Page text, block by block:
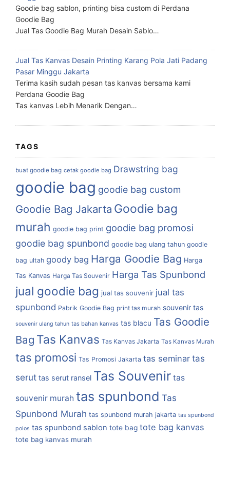
Goodie bag sablon, printing bisa custom di Perdana
Goodie Bag
Jual Tas Goodie Bag Murah Desain Sablo…
Jual Tas Kanvas Desain Printing Karang Pola Jati Padang
Pasar Minggu Jakarta
Terima kasih sudah pesan tas kanvas bersama kami
Perdana Goodie Bag
Tas kanvas Lebih Menarik Dengan…
TAGS
buat goodie bag cetak goodie bag Drawstring bag
goodie bag goodie bag custom
Goodie Bag Jakarta Goodie bag
murah goodie bag print goodie bag promosi
goodie bag spunbond goodie bag ulang tahun goodie
bag ultah goody bag Harga Goodie Bag Harga
Tas Kanvas Harga Tas Souvenir Harga Tas Spunbond
jual goodie bag jual tas souvenir jual tas
spunbond Pabrik Goodie Bag print tas murah souvenir tas
souvenir ulang tahun tas bahan kanvas tas blacu Tas Goodie
Bag Tas Kanvas Tas Kanvas Jakarta Tas Kanvas Murah
tas promosi Tas Promosi Jakarta tas seminar tas
serut tas serut ransel Tas Souvenir tas
souvenir murah tas spunbond Tas
Spunbond Murah tas spunbond murah jakarta tas spunbond
polos tas spunbond sablon tote bag tote bag kanvas
tote bag kanvas murah